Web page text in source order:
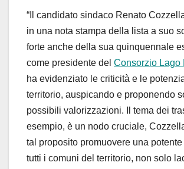
“Il candidato sindaco Renato
in una nota stampa della lista a suo
forte anche della sua quinquennale
come presidente del Consorzio Lago
ha evidenziato le criticità e le
territorio, auspicando e proponendo
possibili valorizzazioni. Il tema dei
esempio, è un nodo cruciale,
tal proposito promuovere una
tutti i comuni del territorio, non solo